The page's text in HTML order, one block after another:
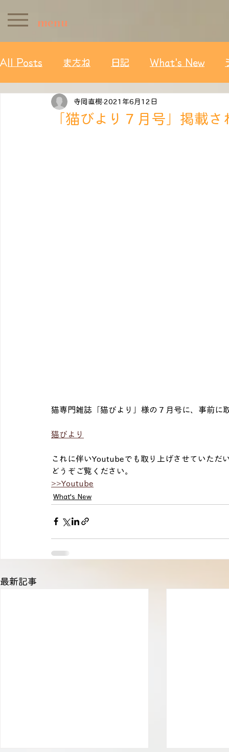
menu
All Posts またね 日記 What's New
「猫びより７月号」掲載
寺岡直樹 2021年6月12日
猫専門雑誌「猫びより」様の７月号に、事前に
猫びより
これに伴いYoutubeでも取り上げさせていただ
どうぞご覧ください。
>>Youtube
What's New
最新記事